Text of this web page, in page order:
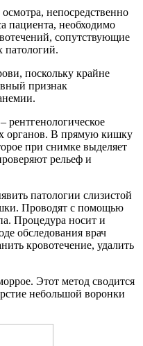
непосредственно
пациента, необходимо
сопутствующие
патологий.
поскольку крайне
признак
рентгенологическое
органов. В прямую кишку
при снимке выделяет
рельеф и
патологии слизистой
Проводят с помощью
Процедура носит и
обследования врач
кровотечение, удалить
Этот метод сводится
небольшой воронки